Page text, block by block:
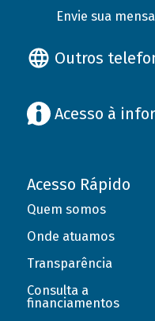
Envie sua
Outros
Acesso à
Acesso Rápido
Quem somos
Onde atuamos
Transparência
Consulta a
financiamentos